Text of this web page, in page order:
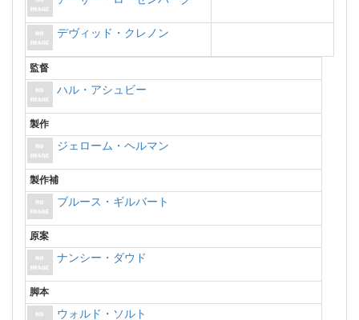
デヴィッド・クレノン
監督
ハル・アシュビー
製作
ジェローム・ヘルマン
製作補
ブルース・ギルバート
原案
ナンシー・ダウド
脚本
ウォルド・ソルト